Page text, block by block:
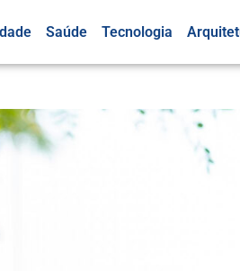
Saúde Tecnologia